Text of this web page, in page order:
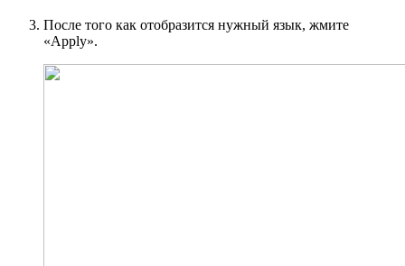
После того как отобразится нужный язык, жмите
«Apply».